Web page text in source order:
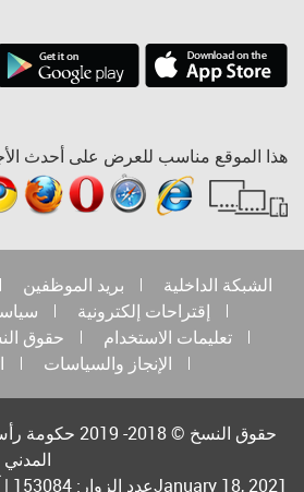
هذا الموقع مناسب للعرض على أحدث
الشبكة الداخلية بريد الموظفين
إقتراحات إلكترونية
تعليمات الاستخدام
حقوق
الإنجاز والسياسات
حقوق النسخ ©
January 18, 2021عدد الزوار: 153084 | آخر تحديث: